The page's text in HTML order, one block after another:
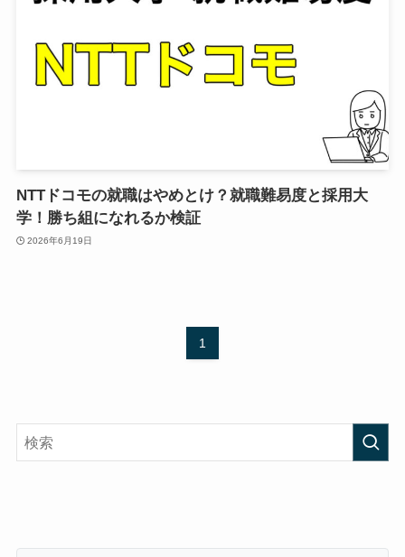
NTTドコモの就職はやめとけ？就職難易度と採用大
学！勝ち組になれるか検証
2026年6月19日
1